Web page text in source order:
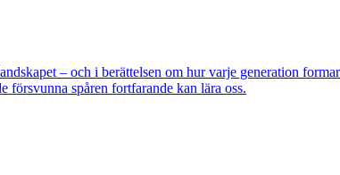
– och i berättelsen om hur varje generation
spåren fortfarande kan lära oss.